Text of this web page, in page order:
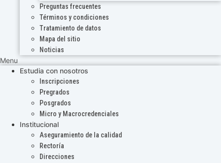
Preguntas frecuentes
Términos y condiciones
Tratamiento de datos
Mapa del sitio
Noticias
Menu
Estudia con nosotros
Inscripciones
Pregrados
Posgrados
Micro y Macrocredenciales
Institucional
Aseguramiento de la calidad
Rectoría
Direcciones